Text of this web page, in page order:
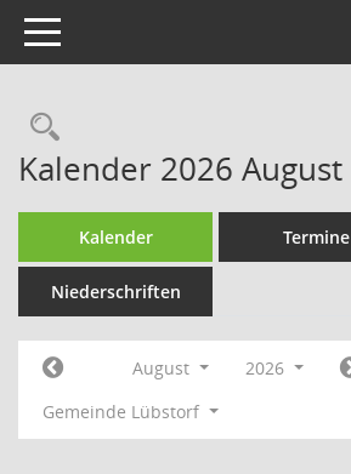
Toggle navigation
Rechercheauswahl
Kalender 2026 August
Kalender Termine
Niederschriften
August 2026
Gemeinde Lübstorf